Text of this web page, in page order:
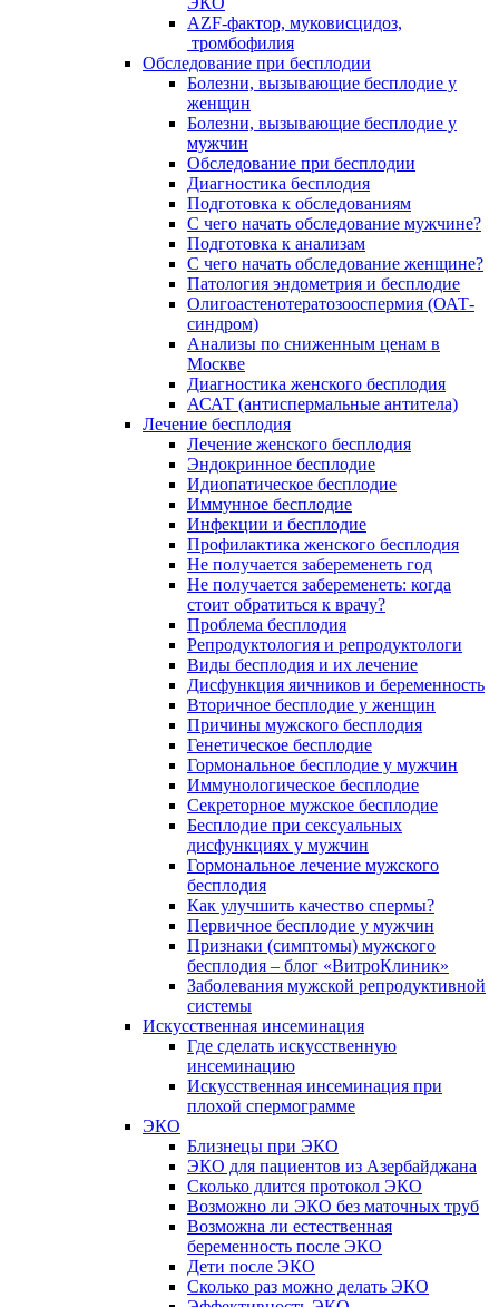
AZF-фактор, муковисцидоз,
тромбофилия
Обследование при бесплодии
Болезни, вызывающие бесплодие у
женщин
Болезни, вызывающие бесплодие у
мужчин
Обследование при бесплодии
Диагностика бесплодия
Подготовка к обследованиям
С чего начать обследование мужчине?
Подготовка к анализам
С чего начать обследование женщине?
Патология эндометрия и бесплодие
Олигоастенотератозооспермия (ОАТ-
синдром)
Анализы по сниженным ценам в
Москве
Диагностика женского бесплодия
АСАТ (антиспермальные антитела)
Лечение бесплодия
Лечение женского бесплодия
Эндокринное бесплодие
Идиопатическое бесплодие
Иммунное бесплодие
Инфекции и бесплодие
Профилактика женского бесплодия
Не получается забеременеть год
Не получается забеременеть: когда
стоит обратиться к врачу?
Проблема бесплодия
Репродуктология и репродуктологи
Виды бесплодия и их лечение
Дисфункция яичников и беременность
Вторичное бесплодие у женщин
Причины мужского бесплодия
Генетическое бесплодие
Гормональное бесплодие у мужчин
Иммунологическое бесплодие
Секреторное мужское бесплодие
Бесплодие при сексуальных
дисфункциях у мужчин
Гормональное лечение мужского
бесплодия
Как улучшить качество спермы?
Первичное бесплодие у мужчин
Признаки (симптомы) мужского
бесплодия – блог «ВитроКлиник»
Заболевания мужской репродуктивной
системы
Искусственная инсеминация
Где сделать искусственную
инсеминацию
Искусственная инсеминация при
плохой спермограмме
ЭКО
Близнецы при ЭКО
ЭКО для пациентов из Азербайджана
Сколько длится протокол ЭКО
Возможно ли ЭКО без маточных труб
Возможна ли естественная
беременность после ЭКО
Дети после ЭКО
Сколько раз можно делать ЭКО